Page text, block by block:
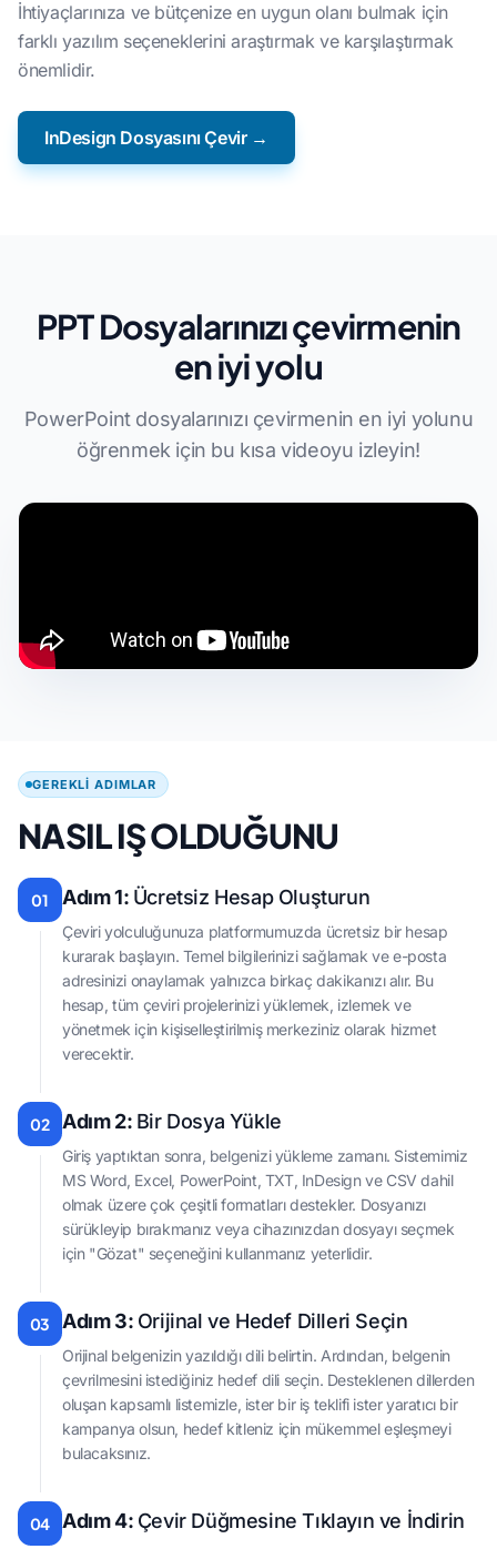
İhtiyaçlarınıza ve bütçenize en uygun olanı bulmak için
farklı yazılım seçeneklerini araştırmak ve karşılaştırmak
önemlidir.
InDesign Dosyasını Çevir →
PPT Dosyalarınızı çevirmenin
en iyi yolu
PowerPoint dosyalarınızı çevirmenin en iyi yolunu
öğrenmek için bu kısa videoyu izleyin!
GEREKLI ADIMLAR
NASIL IŞ OLDUĞUNU
01 Adım 1: Ücretsiz Hesap Oluşturun
Çeviri yolculuğunuza platformumuzda ücretsiz bir hesap
kurarak başlayın. Temel bilgilerinizi sağlamak ve e-posta
adresinizi onaylamak yalnızca birkaç dakikanızı alır. Bu
hesap, tüm çeviri projelerinizi yüklemek, izlemek ve
yönetmek için kişiselleştirilmiş merkeziniz olarak hizmet
verecektir.
02 Adım 2: Bir Dosya Yükle
Giriş yaptıktan sonra, belgenizi yükleme zamanı. Sistemimiz
MS Word, Excel, PowerPoint, TXT, InDesign ve CSV dahil
olmak üzere çok çeşitli formatları destekler. Dosyanızı
sürükleyip bırakmanız veya cihazınızdan dosyayı seçmek
için "Gözat" seçeneğini kullanmanız yeterlidir.
03 Adım 3: Orijinal ve Hedef Dilleri Seçin
Orijinal belgenizin yazıldığı dili belirtin. Ardından, belgenin
çevrilmesini istediğiniz hedef dili seçin. Desteklenen dillerden
oluşan kapsamlı listemizle, ister bir iş teklifi ister yaratıcı bir
kampanya olsun, hedef kitleniz için mükemmel eşleşmeyi
bulacaksınız.
04 Adım 4: Çevir Düğmesine Tıklayın ve İndirin